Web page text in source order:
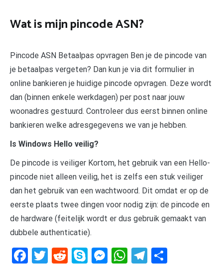
Wat is mijn pincode ASN?
Pincode ASN Betaalpas opvragen Ben je de pincode van
je betaalpas vergeten? Dan kun je via dit formulier in
online bankieren je huidige pincode opvragen. Deze wordt
dan (binnen enkele werkdagen) per post naar jouw
woonadres gestuurd. Controleer dus eerst binnen online
bankieren welke adresgegevens we van je hebben.
Is Windows Hello veilig?
De pincode is veiliger Kortom, het gebruik van een Hello-
pincode niet alleen veilig, het is zelfs een stuk veiliger
dan het gebruik van een wachtwoord. Dit omdat er op de
eerste plaats twee dingen voor nodig zijn: de pincode en
de hardware (feitelijk wordt er dus gebruik gemaakt van
dubbele authenticatie).
Facebook
Twitter
RedditSkypeMessenger
WhatsApp
Telegram